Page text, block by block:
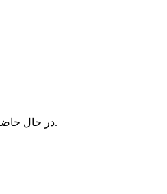
در حال حاضر سبد خرید شما خالی می‌باشد.